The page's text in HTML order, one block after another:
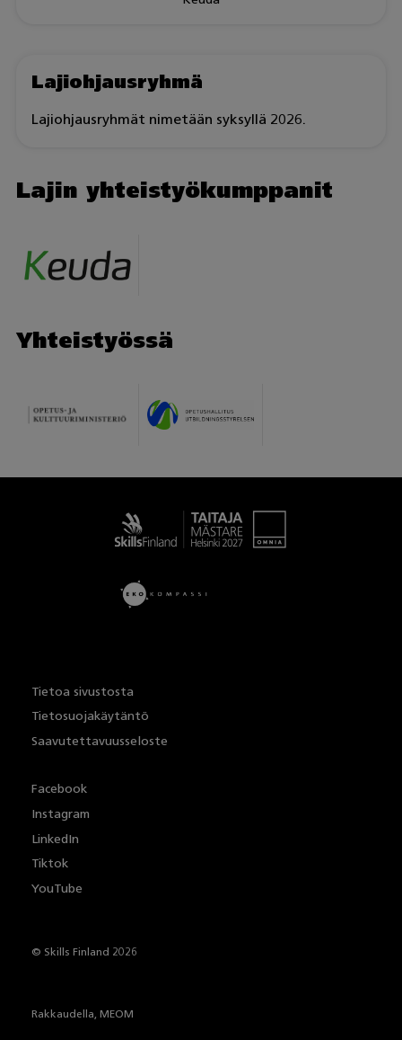
Lajiohjausryhmä
Lajiohjausryhmät nimetään syksyllä 2026.
Lajin yhteistyökumppanit
Yhteistyössä
Tietoa sivustosta
Tietosuojakäytäntö
Saavutettavuusseloste
Facebook
Instagram
LinkedIn
Tiktok
YouTube
© Skills Finland 2026
Rakkaudella, MEOM